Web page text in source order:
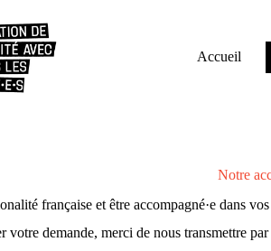
Accueil
Notre
française et être accompagné·e dans
votre demande, merci de nous transmettre